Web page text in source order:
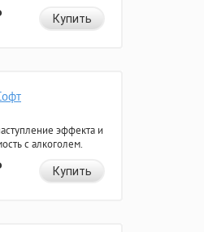
Купить
эффекта и
с алкоголем.
Купить